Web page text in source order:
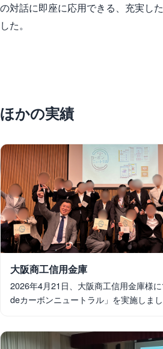
の対話に即座に応用できる、充実し
した。
ほかの実績
大阪商工信用金庫
2026年4月21日、大阪商工信用金庫様
deカーボンニュートラル」を実施しまし